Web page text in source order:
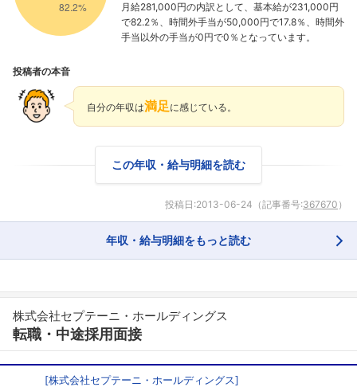
月給281,000円の内訳として、基本給が231,000円
で82.2％、時間外手当が50,000円で17.8％、時間外
手当以外の手当が0円で0％となっています。
投稿者の本音
自分の年収は満足 に感じている。
この年収・給与明細を読む
投稿日:2013-06-24 （記事番号:367670 ）
年収・給与明細をもっと読む
株式会社セプテーニ・ホールディングス
転職・中途採用面接
[株式会社セプテーニ・ホールディングス]